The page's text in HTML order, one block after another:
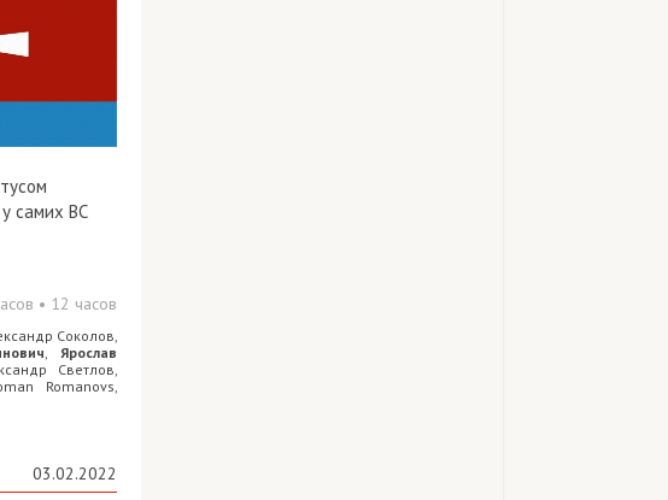
самих ВС
• 12 часов
Соколов,
,Ярослав
Светлов,
Romanovs,
03.02.2022